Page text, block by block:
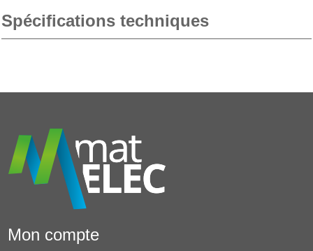
Spécifications techniques
Mon compte